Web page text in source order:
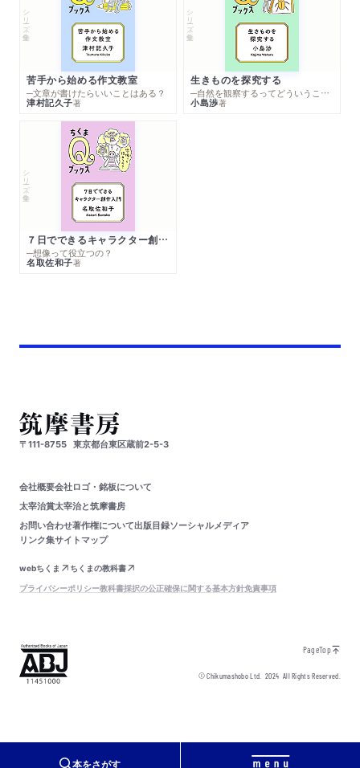
本をさがす
シリーズ・全集
苦手から始める作文教室
─文章が書けたらいいことはある？
津村記久子著
シリーズ・全集
生きものを探究する
─自然を観察するってどういうこと？
小島渉著
シリーズ・全集
７日でできるキャラクター創作入門
─想像って役立つの？
名取佐和子著
〒111-8755 東京都台東区蔵前2-5-3
会社概要会社ロゴ・銘板について
太宰治賞太宰治と筑摩書房
お問い合わせ著作権について出版目録ソーシャルメディア
リンク集サイトマップ
webちくま
ちくまの教科書
プライバシーポリシー教科書採択の公正確保に関する基本方針免責事項
PageTop
© Chikumashobo Ltd.2024 All Rights Reserved.